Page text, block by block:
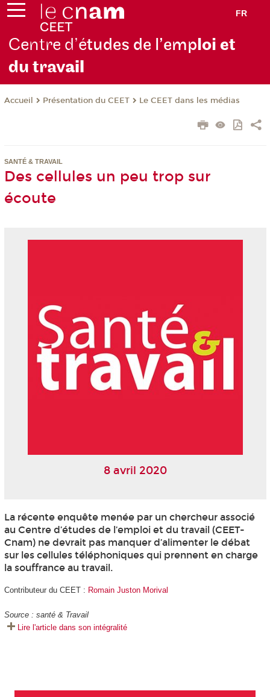
FR
Centre d’études de l’emploi et
du travail
Accueil Présentation du CEET Le CEET dans les médias
SANTÉ & TRAVAIL
Des cellules un peu trop sur
écoute
8 avril 2020
La récente enquête menée par un chercheur associé
au Centre d’études de l’emploi et du travail (CEET-
Cnam) ne devrait pas manquer d’alimenter le débat
sur les cellules téléphoniques qui prennent en charge
la souffrance au travail.
Contributeur du CEET : Romain Juston Morival
Source : santé & Travail
Lire l'article dans son intégralité